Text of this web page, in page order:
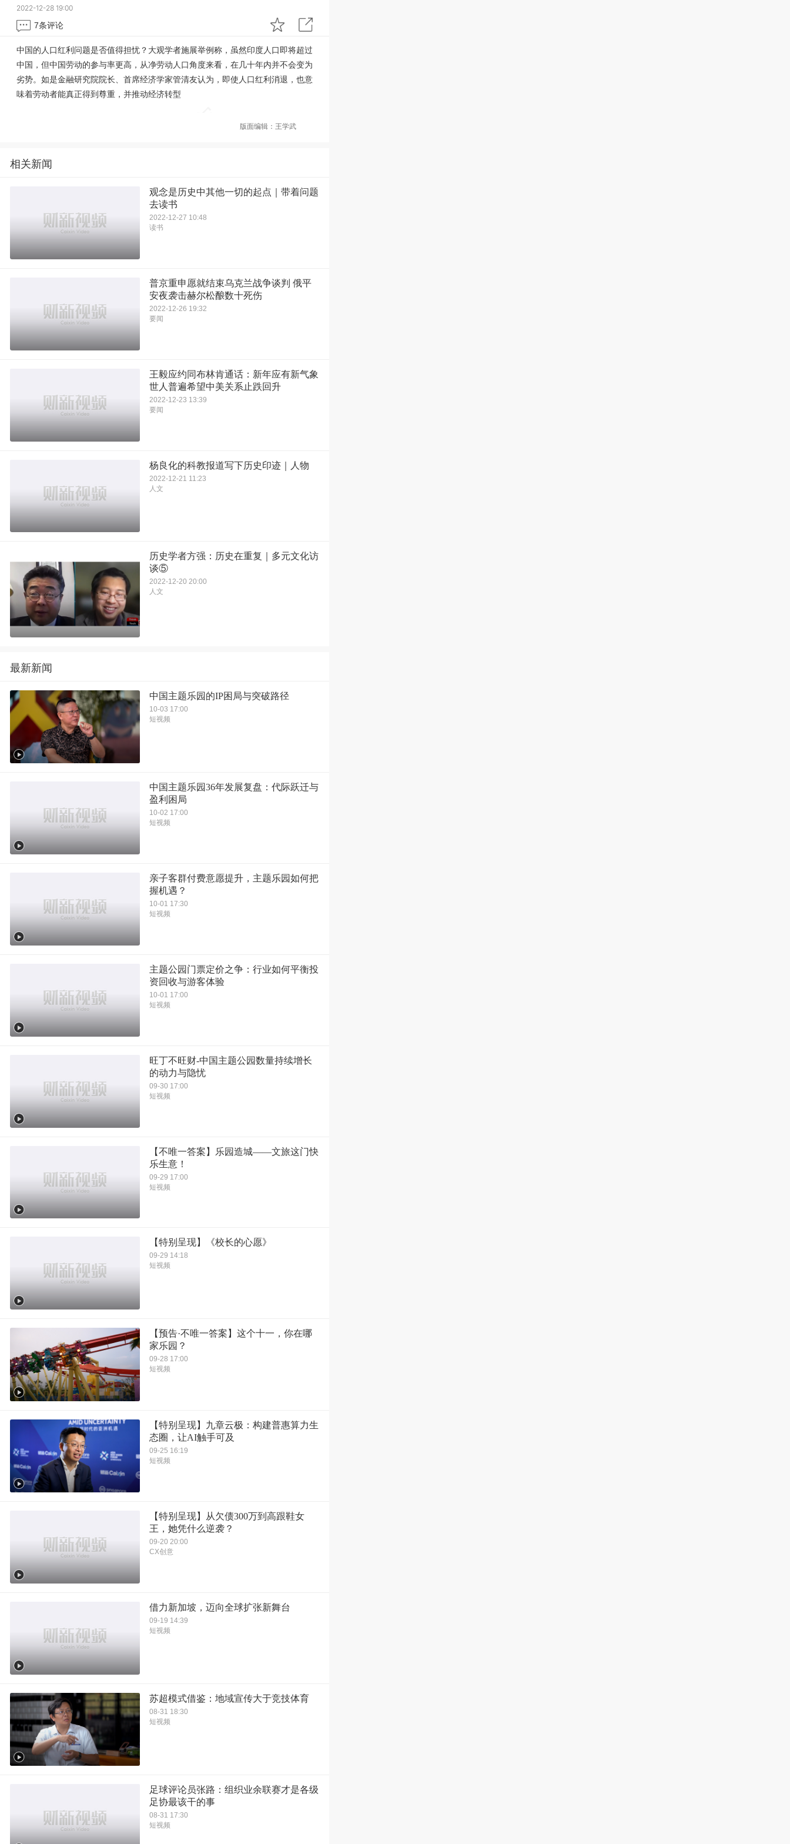
2022-12-28 19:00
7条评论
中国的人口红利问题是否值得担忧？大观学者施展举例称，虽然印度人口即将超过
中国，但中国劳动的参与率更高，从净劳动人口角度来看，在几十年内并不会变为
劣势。如是金融研究院院长、首席经济学家管清友认为，即使人口红利消退，也意
味着劳动者能真正得到尊重，并推动经济转型
版面编辑：王学武
相关新闻
观念是历史中其他一切的起点｜带着问题
去读书
2022-12-27 10:48
读书
普京重申愿就结束乌克兰战争谈判 俄平
安夜袭击赫尔松酿数十死伤
2022-12-26 19:32
要闻
王毅应约同布林肯通话：新年应有新气象
世人普遍希望中美关系止跌回升
2022-12-23 13:39
要闻
杨良化的科教报道写下历史印迹｜人物
2022-12-21 11:23
人文
历史学者方强：历史在重复｜多元文化访
谈⑤
2022-12-20 20:00
人文
最新新闻
中国主题乐园的IP困局与突破路径
10-03 17:00
短视频
中国主题乐园36年发展复盘：代际跃迁与
盈利困局
10-02 17:00
短视频
亲子客群付费意愿提升，主题乐园如何把
握机遇？
10-01 17:30
短视频
主题公园门票定价之争：行业如何平衡投
资回收与游客体验
10-01 17:00
短视频
旺丁不旺财-中国主题公园数量持续增长
的动力与隐忧
09-30 17:00
短视频
【不唯一答案】乐园造城——文旅这门快
乐生意！
09-29 17:00
短视频
【特别呈现】《校长的心愿》
09-29 14:18
短视频
【预告·不唯一答案】这个十一，你在哪
家乐园？
09-28 17:00
短视频
【特别呈现】九章云极：构建普惠算力生
态圈，让AI触手可及
09-25 16:19
短视频
【特别呈现】从欠债300万到高跟鞋女
王，她凭什么逆袭？
09-20 20:00
CX创意
借力新加坡，迈向全球扩张新舞台
09-19 14:39
短视频
苏超模式借鉴：地域宣传大于竞技体育
08-31 18:30
短视频
足球评论员张路：组织业余联赛才是各级
足协最该干的事
08-31 17:30
短视频